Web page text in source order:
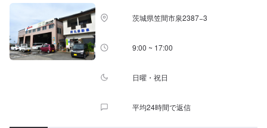
負担いただいております。※内容などにより貸し出し出来かねる場合もござい
ます。-----ご来店時の注意、受付方法-----入庫の際はお気をつけてお越しくだ
さい。駐車スペースは事務所前のお客様駐車スペースに駐車してください。
受付はスタッフへ「メンテモで予約しました」とお伝えください。ご案内い
たします。
茨城県笠間市泉2387−3
9:00 ~ 17:00
日曜・祝日
平均24時間で返信